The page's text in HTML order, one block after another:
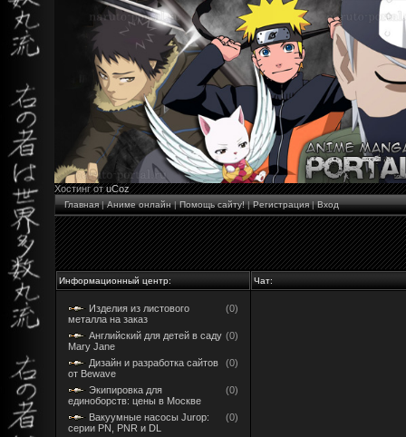
Хостинг отuCoz
Главная|Аниме онлайн|Помощь сайту!|Регистрация|Вход
Информационный центр: Чат:
Изделия из листового
металла на заказ
(0)
Английский для детей в саду
Mary Jane
(0)
Дизайн и разработка сайтов
от Bewave
(0)
Экипировка для
единоборств: цены в Москве
(0)
Вакуумные насосы Jurop:
серии PN, PNR и DL
(0)